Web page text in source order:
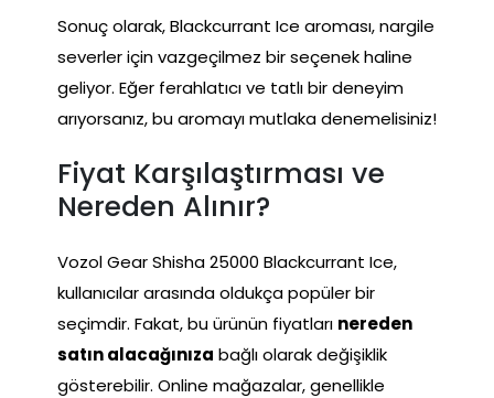
Sonuç olarak, Blackcurrant Ice aroması, nargile
severler için vazgeçilmez bir seçenek haline
geliyor. Eğer ferahlatıcı ve tatlı bir deneyim
arıyorsanız, bu aromayı mutlaka denemelisiniz!
Fiyat Karşılaştırması ve
Nereden Alınır?
Vozol Gear Shisha 25000 Blackcurrant Ice,
kullanıcılar arasında oldukça popüler bir
seçimdir. Fakat, bu ürünün fiyatları nereden
satın alacağınıza bağlı olarak değişiklik
gösterebilir. Online mağazalar, genellikle